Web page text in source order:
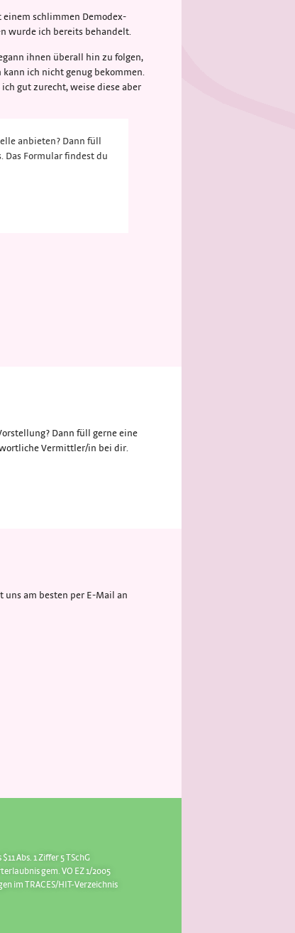
einem schlimmen Demodex-
wurde ich bereits behandelt.
ihnen überall hin zu folgen,
ich nicht genug bekommen.
gut zurecht, weise diese aber
anbieten? Dann füll
Das Formular findest du
Dann füll gerne eine
Vermittler/in bei dir.
uns am besten per E-Mail an
Abs. 1 Ziffer 5 TSchG
gem. VO EZ 1/2005
im TRACES/HIT-Verzeichnis